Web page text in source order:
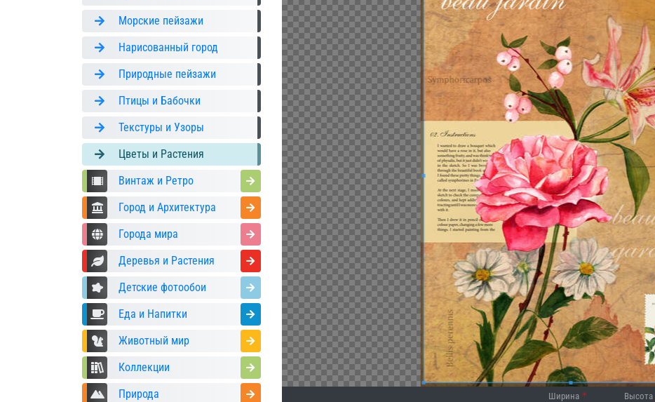
Морские пейзажи
Нарисованный город
Природные пейзажи
Птицы и Бабочки
Текстуры и Узоры
Цветы и Растения
Винтаж и Ретро
Город и Архитектура
Города мира
Деревья и Растения
Детские фотообои
Еда и Напитки
Животный мир
Коллекции
Природа
Ширина Высота